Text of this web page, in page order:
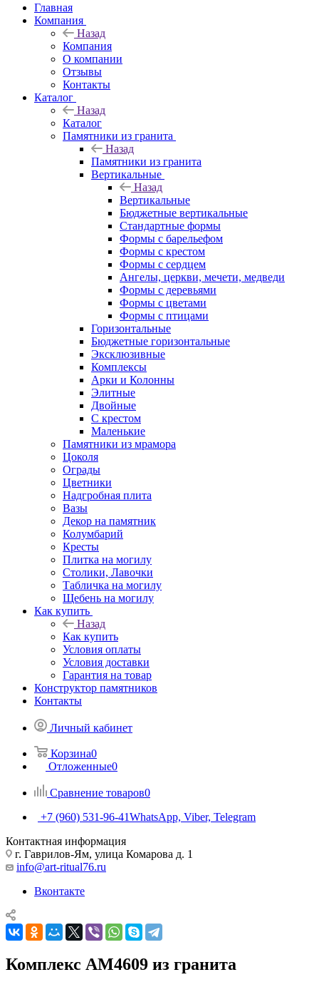
Главная
Компания
Назад
Компания
О компании
Отзывы
Контакты
Каталог
Назад
Каталог
Памятники из гранита
Назад
Памятники из гранита
Вертикальные
Назад
Вертикальные
Бюджетные вертикальные
Стандартные формы
Формы с барельефом
Формы с крестом
Формы с сердцем
Ангелы, церкви, мечети, медведи
Формы с деревьями
Формы с цветами
Формы с птицами
Горизонтальные
Бюджетные горизонтальные
Эксклюзивные
Комплексы
Арки и Колонны
Элитные
Двойные
С крестом
Маленькие
Памятники из мрамора
Цоколя
Ограды
Цветники
Надгробная плита
Вазы
Декор на памятник
Колумбарий
Кресты
Плитка на могилу
Столики, Лавочки
Табличка на могилу
Щебень на могилу
Как купить
Назад
Как купить
Условия оплаты
Условия доставки
Гарантия на товар
Конструктор памятников
Контакты
Личный кабинет
Корзина0
Отложенные0
Сравнение товаров0
+7 (960) 531-96-41WhatsApp, Viber, Telegram
Контактная информация
г. Гаврилов-Ям, улица Комарова д. 1
info@art-ritual76.ru
Вконтакте
Комплекс AM4609 из гранита